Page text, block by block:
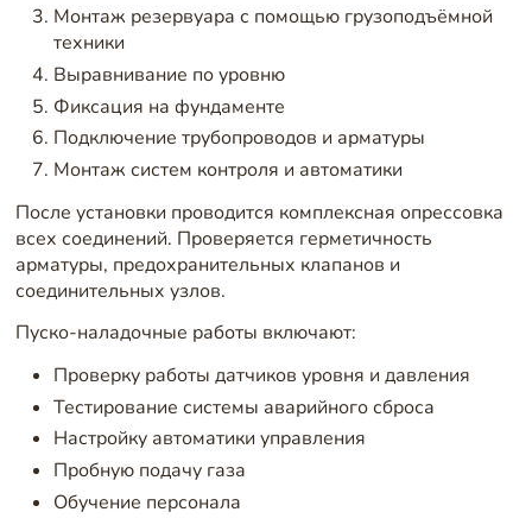
Монтаж резервуара с помощью грузоподъёмной
техники
Выравнивание по уровню
Фиксация на фундаменте
Подключение трубопроводов и арматуры
Монтаж систем контроля и автоматики
После установки проводится комплексная опрессовка
всех соединений. Проверяется герметичность
арматуры, предохранительных клапанов и
соединительных узлов.
Пуско-наладочные работы включают:
Проверку работы датчиков уровня и давления
Тестирование системы аварийного сброса
Настройку автоматики управления
Пробную подачу газа
Обучение персонала